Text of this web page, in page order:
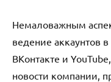
Немаловажным
ведение аккаунтов
ВКонтакте и
новости компании,